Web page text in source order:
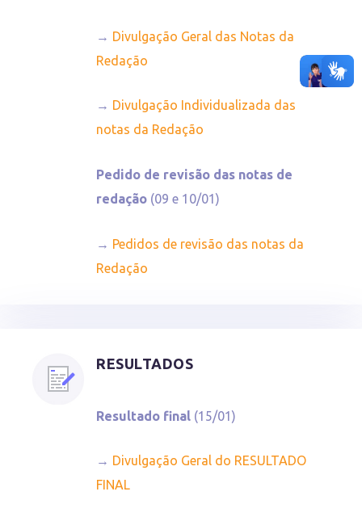
→ Divulgação Geral das Notas da
Redação
→ Divulgação Individualizada das
notas da Redação
Pedido de revisão das notas de
redação (09 e 10/01)
→ Pedidos de revisão das notas da
Redação
RESULTADOS
Resultado final (15/01)
→ Divulgação Geral do RESULTADO
FINAL